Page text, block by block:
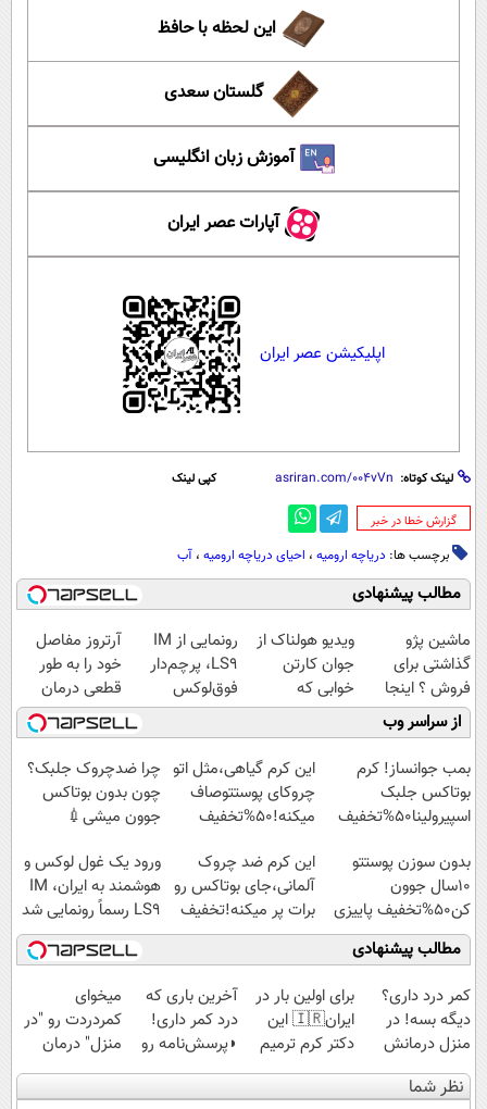
این لحظه با حافظ
گلستان سعدی
آموزش زبان انگلیسی
آپارات عصر ایران
اپلیکیشن عصر ایران
لینک کوتاه: کپی لینک
‌گزارش خطا در خبر
برچسب ها: دریاچه ارومیه ، احیای دریاچه ارومیه ، آب
مطالب پیشنهادی
ماشین پژو
گذاشتی برای
فروش ؟ اینجا
سریع و راحت
بفروش
ویدیو هولناک از
جوان کارتن
خوابی که
میلیاردر شد.
آموزش رایگان
رونمایی از IM
LS9، پرچم‌دار
فوق‌لوکس
EREV وارد بازار
ایران شد
آرتروز مفاصل
خود را به طور
قطعی درمان
کنید!
◗پرسش‌نامه◖
از سراسر وب
بمب جوانساز! کرم
بوتاکس جلبک
اسپیرولینا50%تخفیف
این کرم گیاهی،مثل اتو
چروکای پوستتوصاف
میکنه!50%تخفیف
چرا ضدچروک جلبک؟
چون بدون بوتاکس
جوون میشی💉
بدون سوزن پوستتو
10سال جوون
کن50%تخفیف پاییزی
این کرم ضد چروک
آلمانی،جای بوتاکس رو
برات پر میکنه!تخفیف
تا امشب
ورود یک غول لوکس و
هوشمند به ایران، IM
LS9 رسماً رونمایی شد
مطالب پیشنهادی
کمر درد داری؟
دیگه بسه! در
منزل درمانش
کن
(◀پرسش‌نامه)
برای اولین بار در
ایران🇮🇷 این
دکتر کرم ترمیم
کننده 23 روزه
ساخت!
آخرین باری که
درد کمر داری!
◗پرسش‌نامه رو
پر کن◖
میخوای
کمردردت رو "در
منزل" درمان
کنی؟ (◂فیلم +
◂پرسش‌نامه)
نظر شما